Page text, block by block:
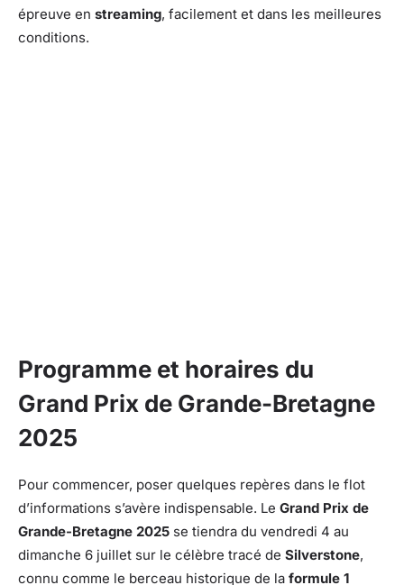
épreuve en streaming, facilement et dans les meilleures
conditions.
Programme et horaires du
Grand Prix de Grande-Bretagne
2025
Pour commencer, poser quelques repères dans le flot
d’informations s’avère indispensable. Le Grand Prix de
Grande-Bretagne 2025 se tiendra du vendredi 4 au
dimanche 6 juillet sur le célèbre tracé de Silverstone,
connu comme le berceau historique de la formule 1